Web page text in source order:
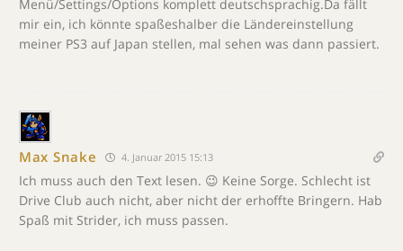
Menü/Settings/Options komplett deutschsprachig.Da fällt
mir ein, ich könnte spaßeshalber die Ländereinstellung
meiner PS3 auf Japan stellen, mal sehen was dann passiert.
Max Snake 4. Januar 2015 15:13
Ich muss auch den Text lesen. 😉 Keine Sorge. Schlecht ist
Drive Club auch nicht, aber nicht der erhoffte Bringern. Hab
Spaß mit Strider, ich muss passen.